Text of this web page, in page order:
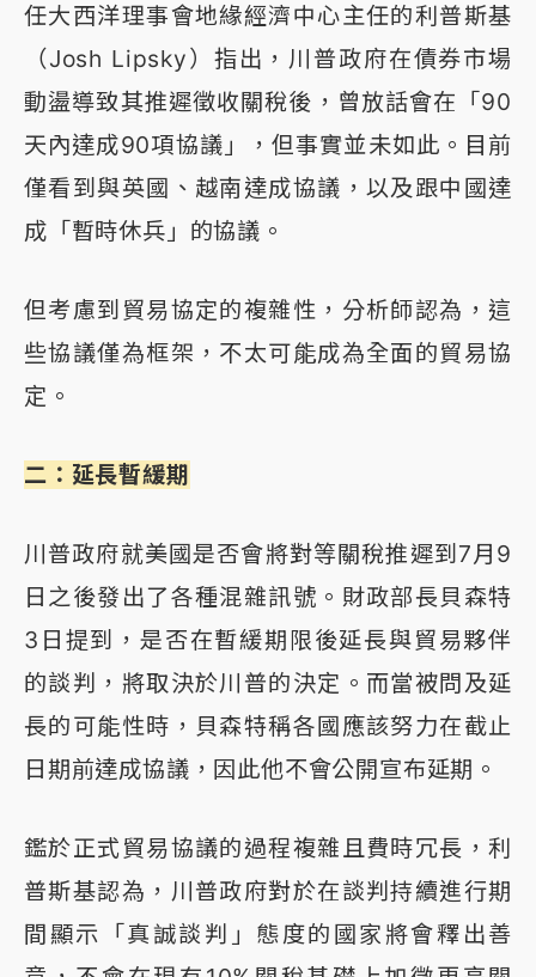
任大西洋理事會地緣經濟中心主任的利普斯基
（Josh Lipsky）指出，川普政府在債券市場
動盪導致其推遲徵收關稅後，曾放話會在「90
天內達成90項協議」，但事實並未如此。目前
僅看到與英國、越南達成協議，以及跟中國達
成「暫時休兵」的協議。
但考慮到貿易協定的複雜性，分析師認為，這
些協議僅為框架，不太可能成為全面的貿易協
定。
二：延長暫緩期
川普政府就美國是否會將對等關稅推遲到7月9
日之後發出了各種混雜訊號。財政部長貝森特
3日提到，是否在暫緩期限後延長與貿易夥伴
的談判，將取決於川普的決定。而當被問及延
長的可能性時，貝森特稱各國應該努力在截止
日期前達成協議，因此他不會公開宣布延期。
鑑於正式貿易協議的過程複雜且費時冗長，利
普斯基認為，川普政府對於在談判持續進行期
間顯示「真誠談判」態度的國家將會釋出善